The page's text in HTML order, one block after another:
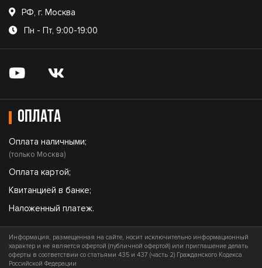
РФ, г. Москва
Пн - Пт, 9:00-19:00
Оплата
Оплата наличными;
(только Москва)
Оплата картой;
Квитанцией в банке;
Наложенный платеж.
Информация, размещенная на сайте, носит исключительно информационный
характер и не является офертой (публичной офертой) или приглашение делать
оферты в соответствии со статьями 435 и 437 (часть 2) Гражданского Кодекса
Российской Федерации